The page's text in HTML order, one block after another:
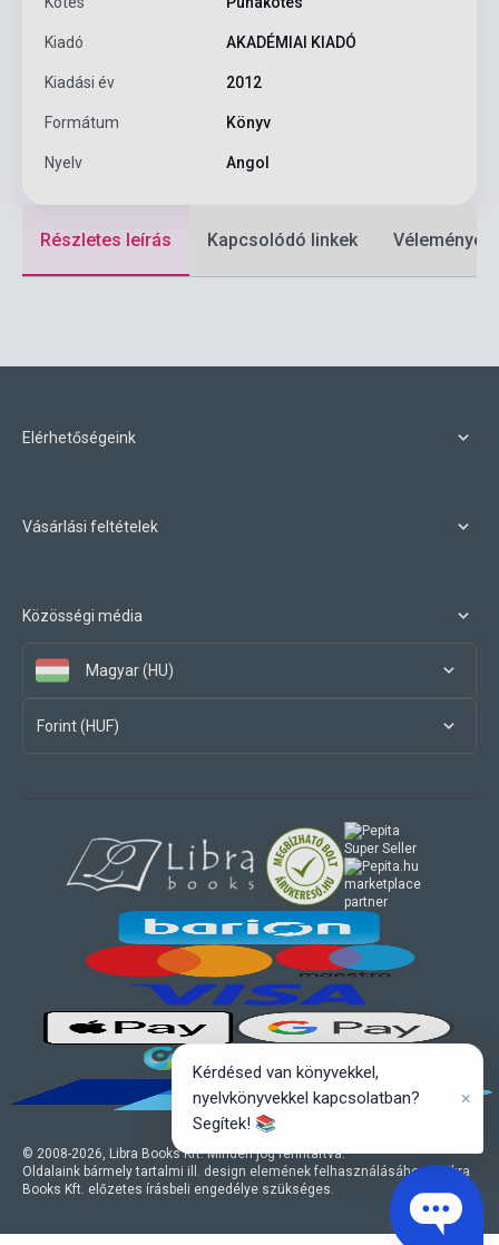
Kiadó AKADÉMIAI KIADÓ
Kiadási év 2012
Formátum Könyv
Nyelv Angol
Részletes leírás Kapcsolódó linkek Vélemények
Elérhetőségeink
Vásárlási feltételek
Közösségi média
Magyar (HU)
Forint (HUF)
© 2008-2026, Libra Books Kft. Minden jog fenntartva.
Oldalaink bármely tartalmi ill. design elemének felhasználásához a Libra
Books Kft. előzetes írásbeli engedélye szükséges.
marketplace
partner
Kérdésed van könyvekkel,
nyelvkönyvekkel kapcsolatban?
Segítek! 📚
×